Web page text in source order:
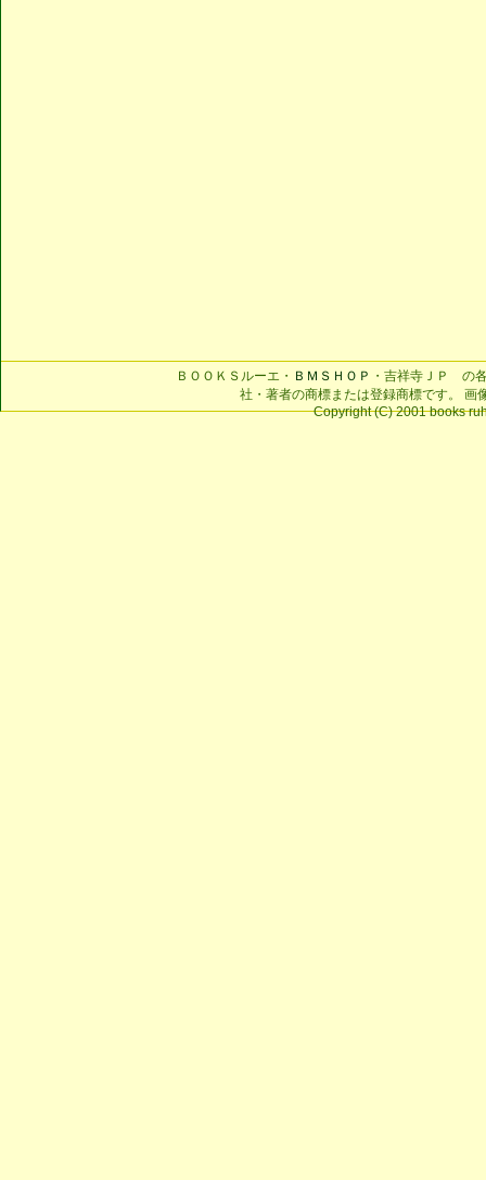
ＢＯＯＫＳルーエ・ ＢＭＳＨＯＰ ・吉祥寺ＪＰ の
社・著者の商標または登録商標です。 画
Copyright (C) 2001 books